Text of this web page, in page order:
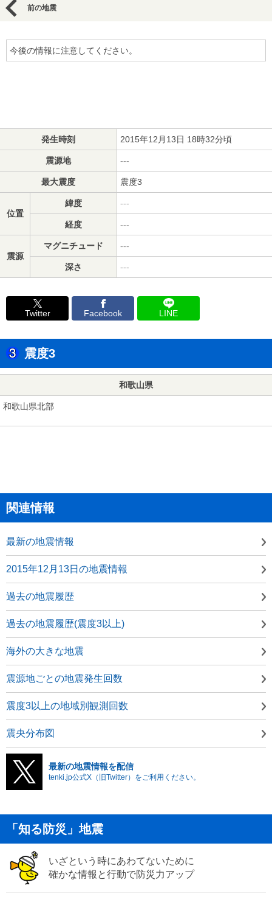
前の地震
今後の情報に注意してください。
発生時刻 2015年12月13日 18時32分頃
震源地 ---
最大震度 震度3
位置
緯度 ---
経度 ---
震源
マグニチュード ---
深さ ---
Twitter Facebook LINE
震度3
和歌山県
和歌山県北部
関連情報
最新の地震情報
2015年12月13日の地震情報
過去の地震履歴
過去の地震履歴(震度3以上)
海外の大きな地震
震源地ごとの地震発生回数
震度3以上の地域別観測回数
震央分布図
最新の地震情報を配信
tenki.jp公式X（旧Twitter）をご利用ください。
「知る防災」地震
いざという時にあわてないために
確かな情報と行動で防災力アップ